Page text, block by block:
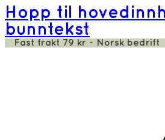
Hopp til
bunntekst
Fast frakt 79 kr - Norsk bedrift